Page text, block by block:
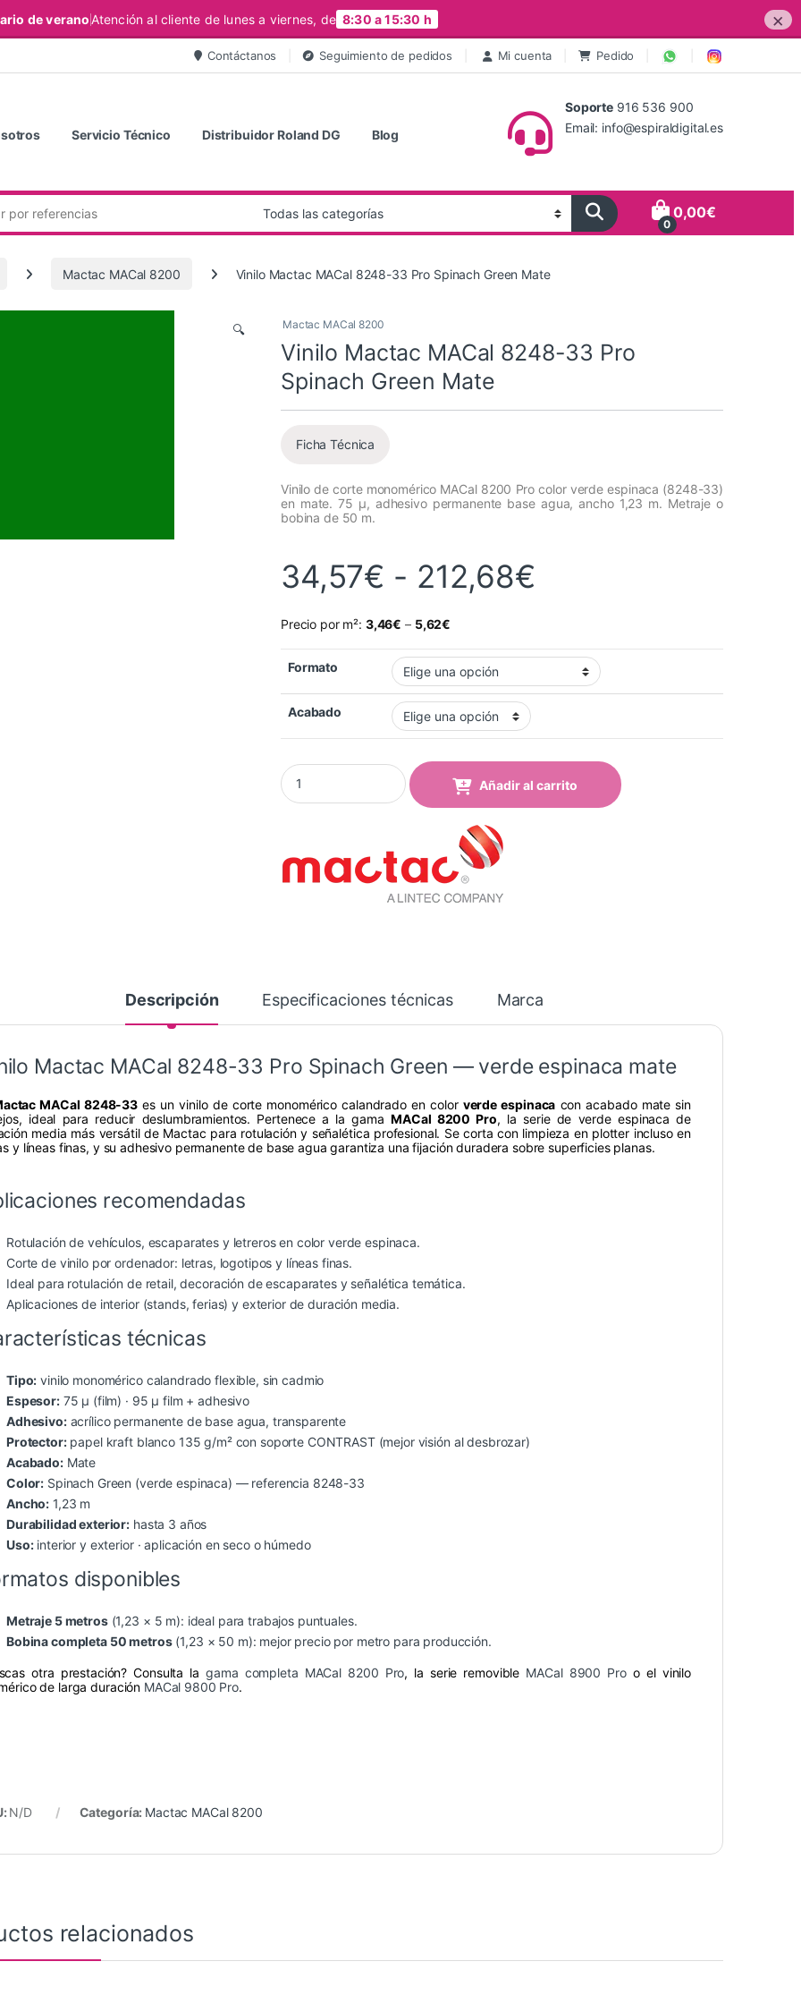
de veranoAtención al cliente de lunes a viernes, de 8:30 a 15:30 h ×
Contáctanos Seguimiento de pedidos Mi cuenta Pedido
Servicio Técnico Distribuidor Roland DG Blog
Soporte 916 536 900
Email: info@espiraldigital.es
0
0,00€
Mactac MACal 8200 Vinilo Mactac MACal 8248-33 Pro Spinach Green Mate
🔍 Mactac MACal 8200
Vinilo Mactac MACal 8248-33 Pro
Spinach Green Mate
Ficha Técnica
Vinilo de corte monomérico MACal 8200 Pro color verde espinaca (8248-33)
en mate. 75 µ, adhesivo permanente base agua, ancho 1,23 m. Metraje o
bobina de 50 m.
34,57€ - 212,68€
Precio por m²: 3,46€ – 5,62€
Formato
Acabado
Vinilo Mactac MACal 8248-33 Pro Spinach Green Mate quantity
Añadir al carrito
Descripción Especificaciones técnicas Marca
Mactac MACal 8248-33 Pro Spinach Green — verde espinaca mate
MACal 8248-33 es un vinilo de corte monomérico calandrado en color verde espinaca con acabado mate sin
ideal para reducir deslumbramientos. Pertenece a la gamaMACal 8200 Pro, la serie de verde espinaca de
media más versátil de Mactac para rotulación y señalética profesional. Se corta con limpieza en plotter incluso en
y líneas finas, y su adhesivo permanente de base agua garantiza una fijación duradera sobre superficies planas.
recomendadas
Rotulación de vehículos, escaparates y letreros en color verde espinaca.
Corte de vinilo por ordenador: letras, logotipos y líneas finas.
Ideal para rotulación de retail, decoración de escaparates y señalética temática.
Aplicaciones de interior (stands, ferias) y exterior de duración media.
técnicas
Tipo: vinilo monomérico calandrado flexible, sin cadmio
Espesor:75 µ (film) · 95 µ film + adhesivo
Adhesivo:acrílico permanente de base agua, transparente
Protector:papel kraft blanco 135 g/m² con soporte CONTRAST (mejor visión al desbrozar)
Acabado:Mate
Color: Spinach Green (verde espinaca) — referencia 8248-33
Ancho: 1,23 m
Durabilidad exterior: hasta 3 años
Uso:interior y exterior · aplicación en seco o húmedo
disponibles
Metraje 5 metros(1,23 × 5 m): ideal para trabajos puntuales.
Bobina completa 50 metros(1,23 × 50 m): mejor precio por metro para producción.
otra prestación? Consulta lagama completa MACal 8200 Pro, la serie removible MACal 8900 Proo el vinilo
de larga duración MACal 9800 Pro.
N/D Categoría: Mactac MACal 8200
relacionados